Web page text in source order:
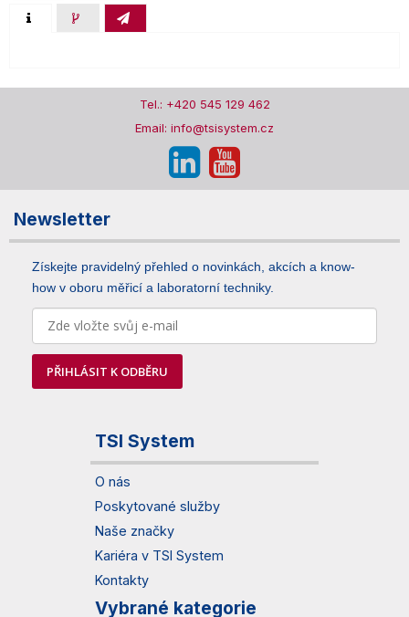
Tel.: +420 545 129 462
Email: info@tsisystem.cz
Newsletter
Získejte pravidelný přehled o novinkách, akcích a know-
how v oboru měřicí a laboratorní techniky.
PŘIHLÁSIT K ODBĚRU
TSI System
O nás
Poskytované služby
Naše značky
Kariéra v TSI System
Kontakty
Vybrané kategorie